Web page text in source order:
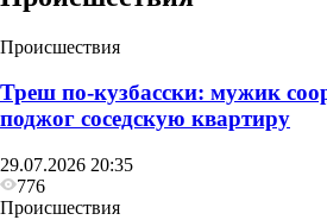
Происшествия
Треш по-кузбасски: мужик
поджог соседскую квартиру
29.07.2026 20:35
776
Происшествия